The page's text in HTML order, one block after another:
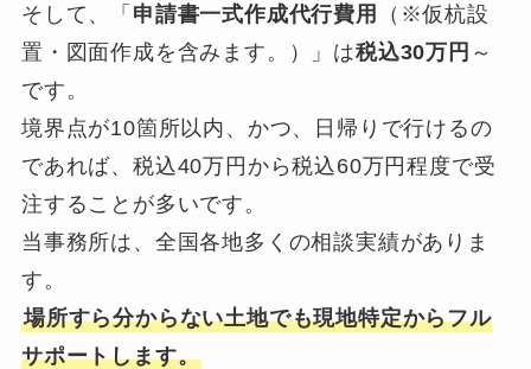
そして、「 申請書一式作成代行費用
（※仮杭設
置・図面作成を含みます。）」は税込30万円 ～
です。
境界点が10箇所以内、かつ、日帰りで行けるの
であれば、税込40万円から税込60万円程度で受
注することが多いです。
当事務所は、全国各地多くの相談実績がありま
す。
場所すら分からない土地でも現地特定からフル
サポートします。